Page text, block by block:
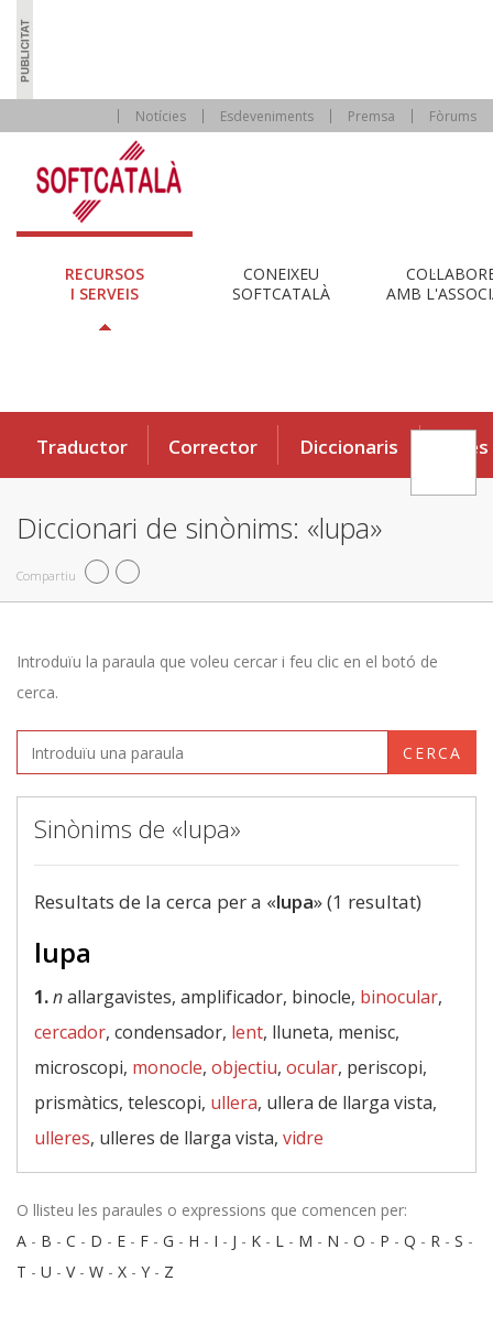
Notícies Esdeveniments Premsa Fòrums
RECURSOS
I SERVEIS
CONEIXEU
SOFTCATALÀ
AMB
Traductor Corrector Diccionaris Eines
Diccionari de sinònims: «lupa»
Compartiu
Introduïu la paraula que voleu cercar i feu clic en el botó de
cerca.
CERCA
Sinònims de «lupa»
Resultats de la cerca per a «lupa» (1 resultat)
lupa
1.nallargavistes, amplificador, binocle, binocular,
cercador, condensador, lent, lluneta, menisc,
microscopi, monocle, objectiu, ocular, periscopi,
prismàtics, telescopi, ullera, ullera de llarga vista,
ulleres, ulleres de llarga vista, vidre
O llisteu les paraules o expressions que comencen per:
A - B - C - D - E - F - G - H - I - J - K - L - M - N - O - P - Q - R - S -
T - U - V- W - X - Y - Z